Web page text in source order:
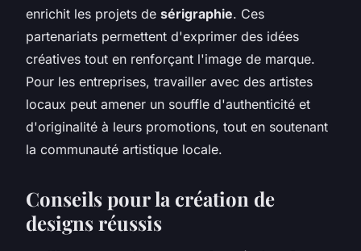
enrichit les projets de sérigraphie. Ces
partenariats permettent d'exprimer des idées
créatives tout en renforçant l'image de marque.
Pour les entreprises, travailler avec des artistes
locaux peut amener un souffle d'authenticité et
d'originalité à leurs promotions, tout en soutenant
la communauté artistique locale.
Conseils pour la création de
designs réussis